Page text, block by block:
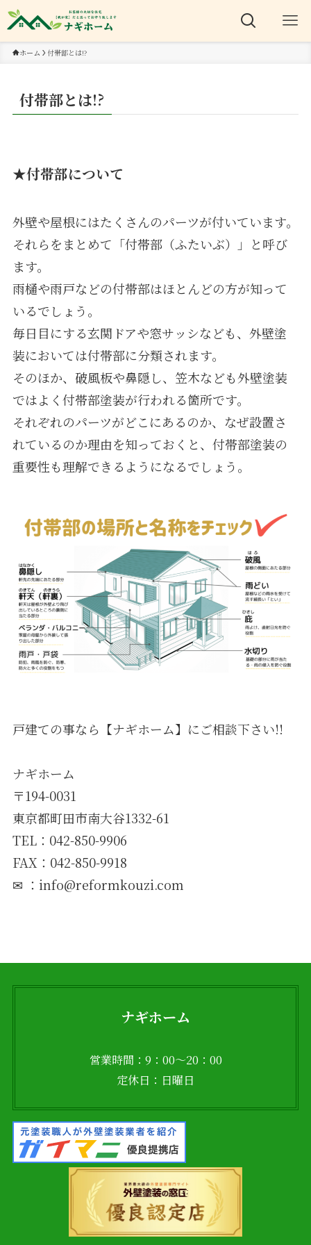
ホーム 付帯部とは!?
付帯部とは!?
★付帯部について
外壁や屋根にはたくさんのパーツが付いています。
それらをまとめて「付帯部（ふたいぶ）」と呼び
ます。
雨樋や雨戸などの付帯部はほとんどの方が知って
いるでしょう。
毎日目にする玄関ドアや窓サッシなども、外壁塗
装においては付帯部に分類されます。
そのほか、破風板や鼻隠し、笠木なども外壁塗装
ではよく付帯部塗装が行われる箇所です。
それぞれのパーツがどこにあるのか、なぜ設置さ
れているのか理由を知っておくと、付帯部塗装の
重要性も理解できるようになるでしょう。
戸建ての事なら【ナギホーム】にご相談下さい!!
ナギホーム
〒194-0031
東京都町田市南大谷1332-61
TEL：042-850-9906
FAX：042-850-9918
✉ ：info@reformkouzi.com
ナギホーム
営業時間：9：00～20：00
定休日：日曜日